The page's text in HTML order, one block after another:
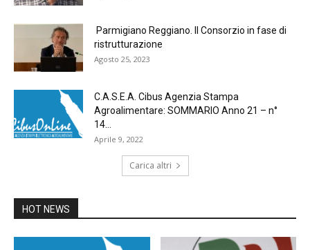
Parmigiano Reggiano. Il Consorzio in fase di
ristrutturazione
Agosto 25, 2023
C.A.S.E.A. Cibus Agenzia Stampa
Agroalimentare: SOMMARIO Anno 21 – n°
14...
Aprile 9, 2022
Carica altri
HOT NEWS